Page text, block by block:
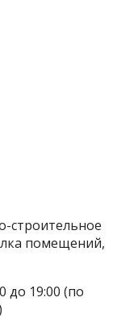
строительное
помещений,
до 19:00 (по